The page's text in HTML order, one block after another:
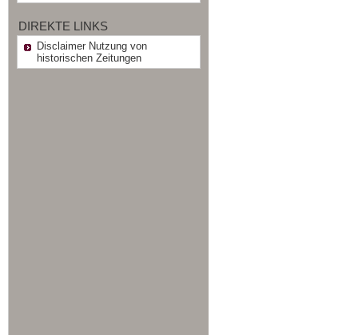
DIREKTE LINKS
Disclaimer Nutzung von
historischen Zeitungen